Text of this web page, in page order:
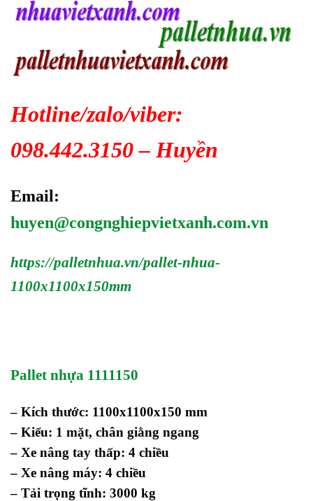
Hotline/zalo/viber:
098.442.3150 – Huyền
Email:
huyen@congnghiepvietxanh.com.vn
https://palletnhua.vn/pallet-nhua-
1100x1100x150mm
Pallet nhựa 1111150
– Kích thước: 1100x1100x150 mm
– Kiểu: 1 mặt, chân giằng ngang
– Xe nâng tay thấp: 4 chiều
– Xe nâng máy: 4 chiều
– Tải trọng tĩnh: 3000 kg